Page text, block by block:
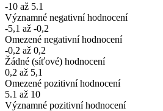
-10 až 5.1
Významné negativní hodnocení
-5,1 až -0,2
Omezené negativní hodnocení
-0,2 až 0,2
Žádné (síťové) hodnocení
0,2 až 5,1
Omezené pozitivní hodnocení
5.1 až 10
Významné pozitivní hodnocení